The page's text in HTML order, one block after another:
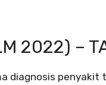
2022) –
diagnosis penyakit